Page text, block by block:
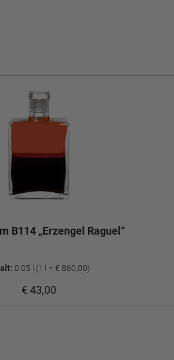
B114 „Erzengel Raguel“
0.05 l (1 l = € 860,00)
€ 43,00